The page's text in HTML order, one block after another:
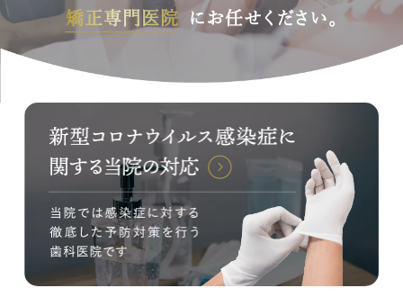
矯正専門医院
にお任せください。